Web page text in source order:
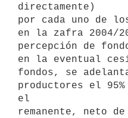
directamente)
por cada uno de
en la zafra 2004/
percepción de
en la eventual
fondos, se
productores el
el
remanente, neto